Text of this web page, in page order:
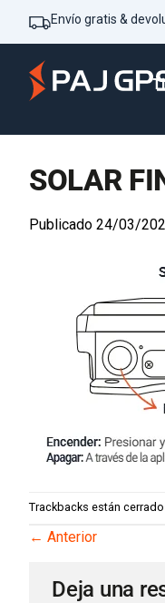
Envío gratis &
SOLAR
Publicado 24/03/
Trackbacks están
← Anterior
Deja una